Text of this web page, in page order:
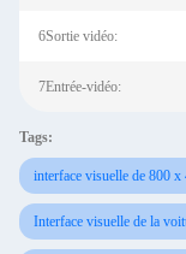
6Sortie vidéo:
7Entrée-vidéo:
Tags:
interface visuelle de 800
Interface visuelle de la